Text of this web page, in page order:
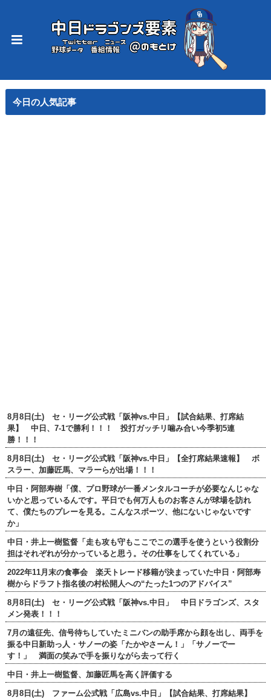
今日の人気記事
8月8日(土) セ・リーグ公式戦「阪神vs.中日」【試合結果、打席結
果】 中日、7-1で勝利！！！ 投打ガッチリ噛み合い今季初5連
勝！！！
8月8日(土) セ・リーグ公式戦「阪神vs.中日」【全打席結果速報】 ボ
スラー、加藤匠馬、マラーらが出場！！！
中日・阿部寿樹「僕、プロ野球が一番メンタルコーチが必要なんじゃな
いかと思っているんです。平日でも何万人ものお客さんが球場を訪れ
て、僕たちのプレーを見る。こんなスポーツ、他にないじゃないです
か」
中日・井上一樹監督「走も攻も守もここでこの選手を使うという役割分
担はそれぞれが分かっていると思う。その仕事をしてくれている」
2022年11月末の食事会 楽天トレード移籍が決まっていた中日・阿部寿
樹からドラフト指名後の村松開人への“たった1つのアドバイス”
8月8日(土) セ・リーグ公式戦「阪神vs.中日」 中日ドラゴンズ、スタ
メン発表！！！
7月の遠征先、信号待ちしていたミニバンの助手席から顔を出し、両手を
振る中日新助っ人・サノーの姿「たかやさーん！」「サノーでー
す！」 満面の笑みで手を振りながら去って行く
中日・井上一樹監督、加藤匠馬を高く評価する
8月8日(土) ファーム公式戦「広島vs.中日」【試合結果、打席結果】